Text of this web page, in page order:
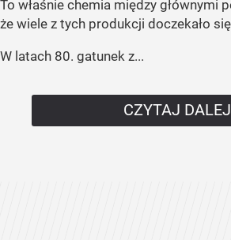
To właśnie chemia między głównymi
że wiele z tych produkcji doczekało
W latach 80. gatunek z...
CZYTAJ DALEJ